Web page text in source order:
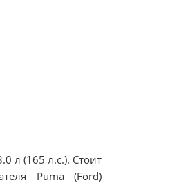
л (165 л.с.). Стоит
Puma (Ford)